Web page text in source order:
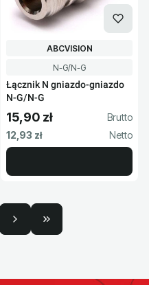
Kod produktu
N-G/N-G
Łącznik N gniazdo-gniazdo
N-G/N-G
PRODUCENT
ABCVISION
Cena brutto
15,90 zł
Cena netto
12,93 zł
Przejdź do ostatniej